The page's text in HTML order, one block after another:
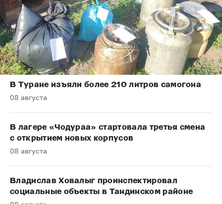
В Туране изъяли более 210 литров самогона
08 августа
В лагере «Чодураа» стартовала третья смена
с открытием новых корпусов
08 августа
Владислав Ховалыг проинспектировал
социальные объекты в Тандинском районе